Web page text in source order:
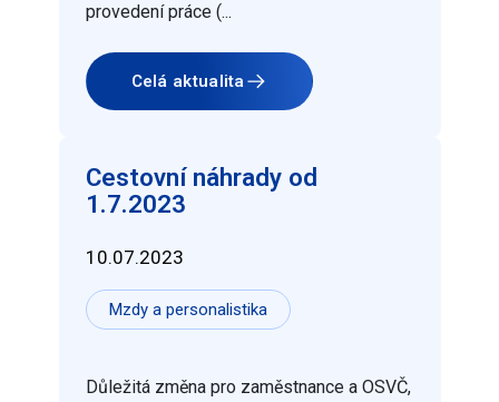
provedení práce (...
Celá aktualita
Cestovní náhrady od
1.7.2023
10.07.2023
Mzdy a personalistika
Důležitá změna pro zaměstnance a OSVČ,